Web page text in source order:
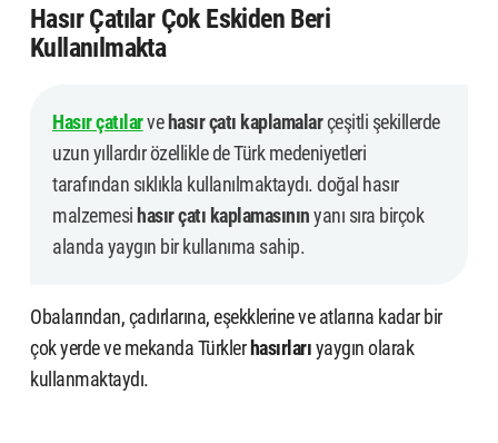
Hasır ÇatılarÇok Eskiden Beri
Kullanılmakta
Hasır çatılarve hasır çatı kaplamalarçeşitli şekillerde
uzun yıllardır özellikle de Türk medeniyetleri
tarafından sıklıkla kullanılmaktaydı. doğal hasır
malzemesi hasır çatı kaplamasınınyanı sıra birçok
alanda yaygın bir kullanıma sahip.
Obalarından, çadırlarına, eşekklerine ve atlarına kadar bir
çok yerde ve mekanda Türkler hasırlarıyaygın olarak
kullanmaktaydı.